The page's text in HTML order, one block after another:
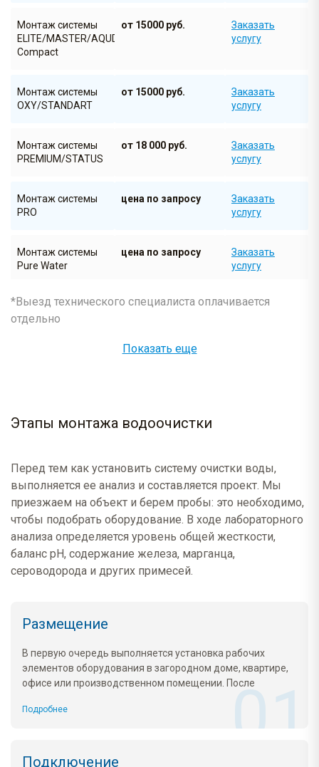
Монтаж системы
ELITE/MASTER/AQUDOSE
Compact
от 15000 руб.
Заказать
услугу
Монтаж системы
OXY/STANDART
от 15000 руб.
Заказать
услугу
Монтаж системы
PREMIUM/STATUS
от 18 000 руб.
Заказать
услугу
Монтаж системы
PRO
цена по запросу
Заказать
услугу
Монтаж системы
Pure Water
цена по запросу
Заказать
услугу
Монтаж системы
бытового
цена по запросу
Заказать
стерилизатора
*Выезд технического специалиста оплачивается
отдельно
Показать еще
Этапы монтажа водоочистки
Перед тем как установить систему очистки воды,
выполняется ее анализ и составляется проект. Мы
приезжаем на объект и берем пробы: это необходимо,
чтобы подобрать оборудование. В ходе лабораторного
анализа определяется уровень общей жесткости,
баланс pH, содержание железа, марганца,
сероводорода и других примесей.
Размещение
В первую очередь выполняется установка рабочих
элементов оборудования в загородном доме, квартире,
офисе или производственном помещении. После
фиксации на стене отдельные блоки техники (магнитный
преобразователь, аэрационный модуль «Титан-24»,
сорбционный фильтр) соединяются между собой
Подробнее
Подключение